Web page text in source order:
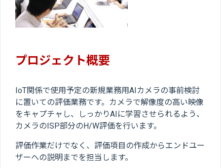
プロジェクト概要
IoT関係で使用予定の新規業務用AIカメラの事前検討
に置いての評価業務です。カメラで解像度の高い映像
をキャプチャし、しっかりAIに学習させられるよう、
カメラのISP部分のH/W評価を行います。
評価作業だけでなく、評価項目の作成からエンドユー
ザーへの説明までを担当します。